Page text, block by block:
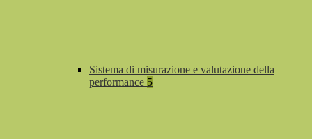
Sistema di misurazione e valutazione della
performance 5